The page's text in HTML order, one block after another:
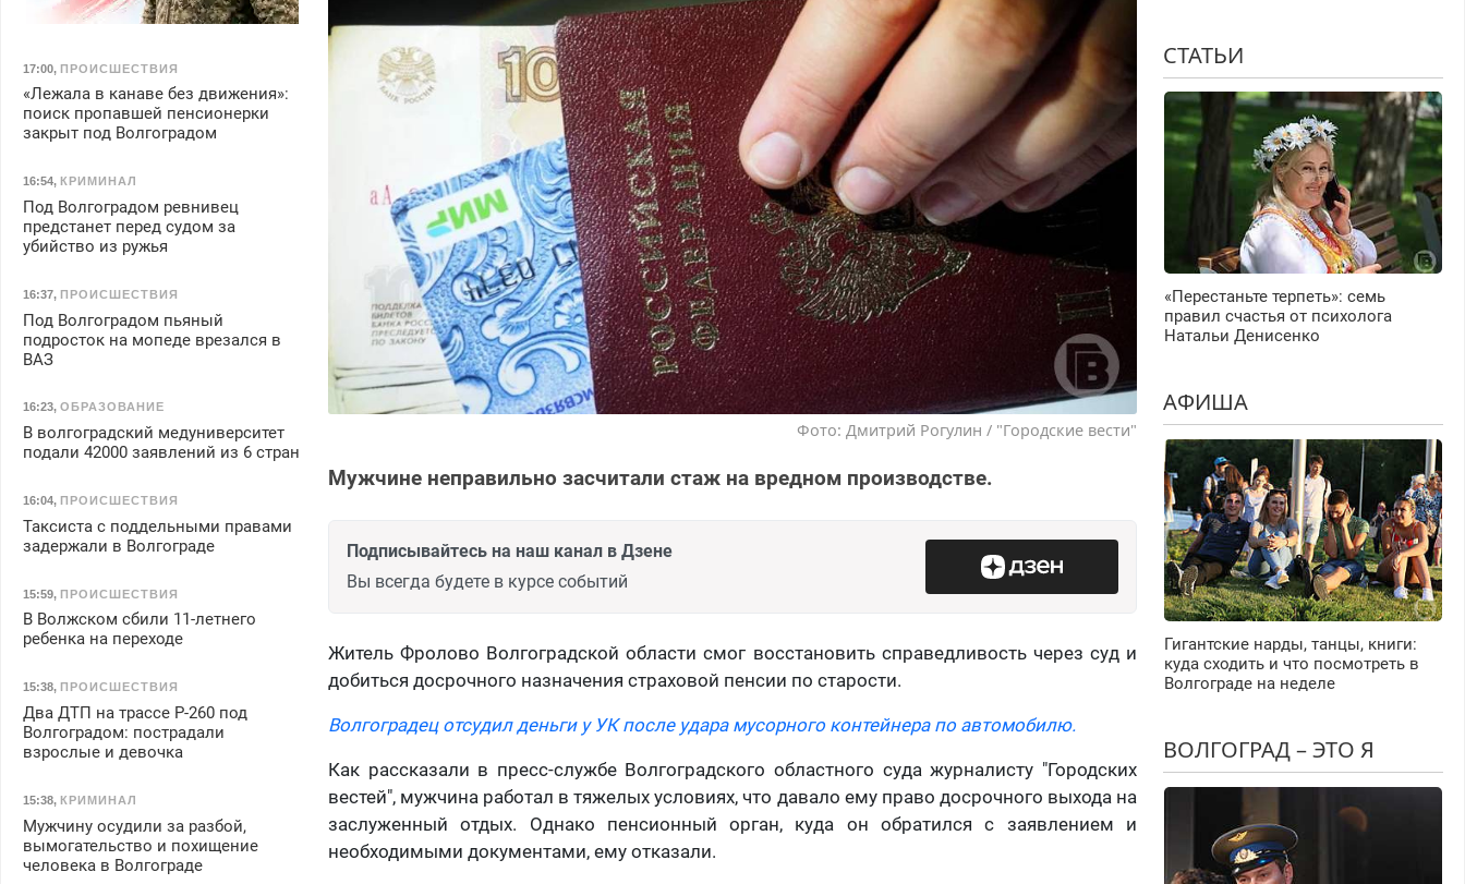
Фото: Дмитрий Рогулин / "Городские вести"
Мужчине неправильно засчитали стаж на вредном производстве.
Подписывайтесь на наш канал в Дзене
Вы всегда будете в курсе событий
Житель Фролово Волгоградской области смог восстановить справедливость через суд и
добиться досрочного назначения страховой пенсии по старости.
Волгоградец отсудил деньги у УК после удара мусорного контейнера по автомобилю.
Как рассказали в пресс-службе Волгоградского областного суда журналисту "Городских
вестей", мужчина работал в тяжелых условиях, что давало ему право досрочного выхода на
заслуженный отдых. Однако пенсионный орган, куда он обратился с заявлением и
необходимыми документами, ему отказали.
17:00, ПРОИСШЕСТВИЯ
«Лежала в канаве без движения»:
поиск пропавшей пенсионерки
закрыт под Волгоградом
16:54, КРИМИНАЛ
Под Волгоградом ревнивец
предстанет перед судом за
убийство из ружья
16:37, ПРОИСШЕСТВИЯ
Под Волгоградом пьяный
подросток на мопеде врезался в
ВАЗ
16:23, ОБРАЗОВАНИЕ
В волгоградский медуниверситет
подали 42000 заявлений из 6 стран
16:04, ПРОИСШЕСТВИЯ
Таксиста с поддельными правами
задержали в Волгограде
15:59, ПРОИСШЕСТВИЯ
В Волжском сбили 11-летнего
ребенка на переходе
15:38, ПРОИСШЕСТВИЯ
Два ДТП на трассе Р-260 под
Волгоградом: пострадали
взрослые и девочка
15:38, КРИМИНАЛ
Мужчину осудили за разбой,
вымогательство и похищение
человека в Волгограде
СТАТЬИ
«Перестаньте терпеть»: семь
правил счастья от психолога
Натальи Денисенко
АФИША
Гигантские нарды, танцы, книги:
куда сходить и что посмотреть в
Волгограде на неделе
ВОЛГОГРАД – ЭТО Я